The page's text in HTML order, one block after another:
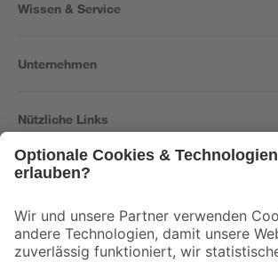
Wissen & Service
Unternehmen
Nützliche Links
Der toom Newsletter: Keine Angebote und Aktionen
Zur Newsletter Anmeldung